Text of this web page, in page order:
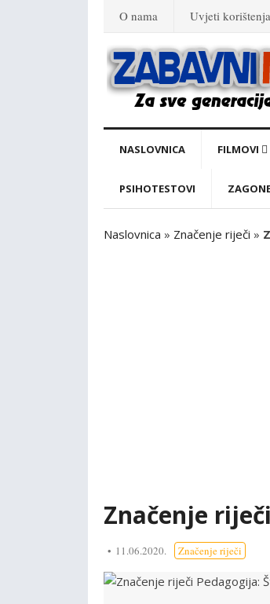
O nama Uvjeti korištenja
NASLOVNICA FILMOVI
PSIHOTESTOVI
Naslovnica » Značenje riječi »
Značenje
11.06.2020. Značenje riječi